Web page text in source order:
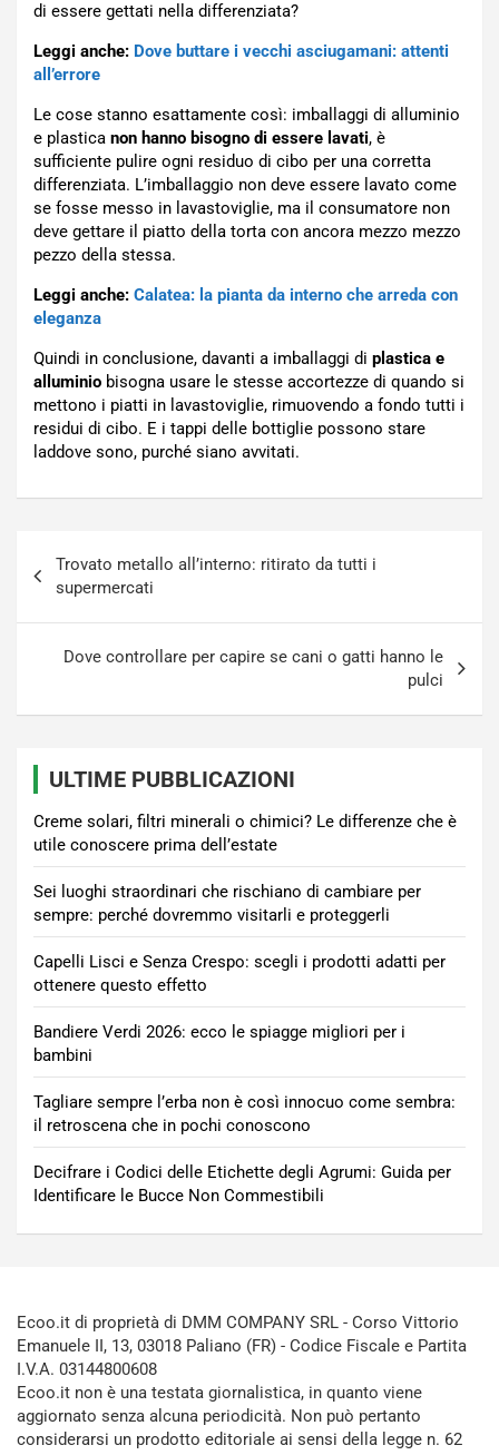
di essere gettati nella differenziata?
Leggi anche: Dove buttare i vecchi asciugamani: attenti
all’errore
Le cose stanno esattamente così: imballaggi di alluminio
e plastica non hanno bisogno di essere lavati, è
sufficiente pulire ogni residuo di cibo per una corretta
differenziata. L’imballaggio non deve essere lavato come
se fosse messo in lavastoviglie, ma il consumatore non
deve gettare il piatto della torta con ancora mezzo mezzo
pezzo della stessa.
Leggi anche: Calatea: la pianta da interno che arreda con
eleganza
Quindi in conclusione, davanti a imballaggi di plastica e
alluminio bisogna usare le stesse accortezze di quando si
mettono i piatti in lavastoviglie, rimuovendo a fondo tutti i
residui di cibo. E i tappi delle bottiglie possono stare
laddove sono, purché siano avvitati.
articoli
Trovato metallo all’interno: ritirato da tutti i
supermercati
Dove controllare per capire se cani o gatti hanno le
pulci
ULTIME PUBBLICAZIONI
Creme solari, filtri minerali o chimici? Le differenze che è
utile conoscere prima dell’estate
Sei luoghi straordinari che rischiano di cambiare per
sempre: perché dovremmo visitarli e proteggerli
Capelli Lisci e Senza Crespo: scegli i prodotti adatti per
ottenere questo effetto
Bandiere Verdi 2026: ecco le spiagge migliori per i
bambini
Tagliare sempre l’erba non è così innocuo come sembra:
il retroscena che in pochi conoscono
Decifrare i Codici delle Etichette degli Agrumi: Guida per
Identificare le Bucce Non Commestibili
Ecoo.it di proprietà di DMM COMPANY SRL - Corso Vittorio
Emanuele II, 13, 03018 Paliano (FR) - Codice Fiscale e Partita
I.V.A. 03144800608
Ecoo.it non è una testata giornalistica, in quanto viene
aggiornato senza alcuna periodicità. Non può pertanto
considerarsi un prodotto editoriale ai sensi della legge n. 62